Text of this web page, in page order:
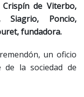
de Viterbo,
Siagrio, Poncio,
fundadora.
un oficio
la sociedad de